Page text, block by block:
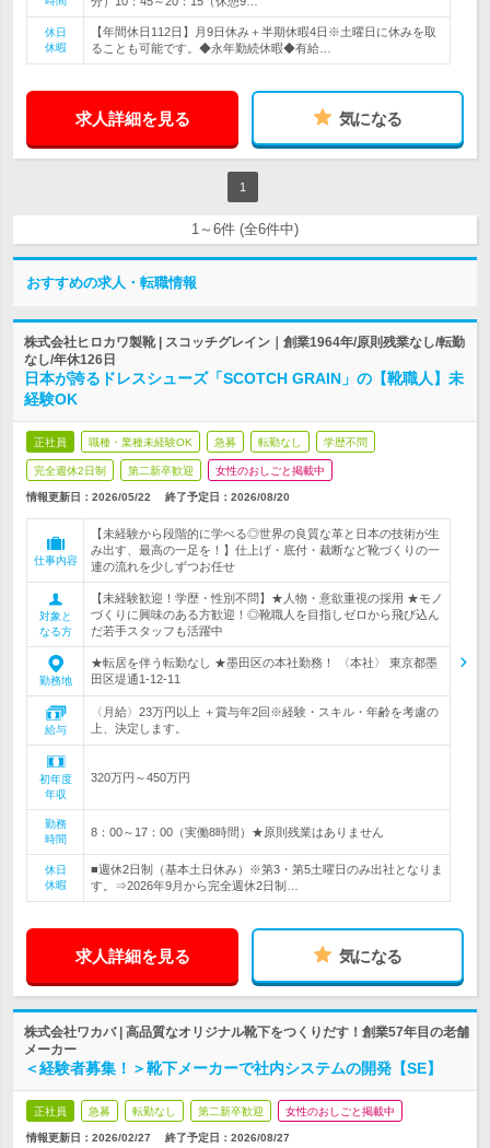
休日
休暇
【年間休日112日】月9日休み＋半期休暇4日※土曜日に休みを取
ることも可能です。◆永年勤続休暇◆有給…
求人詳細を見る 気になる
1
1～6件 (全6件中)
おすすめの求人・転職情報
株式会社ヒロカワ製靴 | スコッチグレイン｜創業1964年/原則残業なし/転勤
なし/年休126日
日本が誇るドレスシューズ「SCOTCH GRAIN」の【靴職人】未
経験OK
正社員 職種・業種未経験OK 急募 転勤なし 学歴不問
完全週休2日制 第二新卒歓迎 女性のおしごと掲載中
情報更新日：2026/05/22 終了予定日： 2026/08/20
仕事内容
【未経験から段階的に学べる◎世界の良質な革と日本の技術が生
み出す、最高の一足を！】仕上げ・底付・裁断など靴づくりの一
連の流れを少しずつお任せ
対象と
なる方
【未経験歓迎！学歴・性別不問】★人物・意欲重視の採用 ★モノ
づくりに興味のある方歓迎！◎靴職人を目指しゼロから飛び込ん
だ若手スタッフも活躍中
勤務地
★転居を伴う転勤なし ★墨田区の本社勤務！ 〈本社〉 東京都墨
田区堤通1-12-11
給与
〈月給〉23万円以上 ＋賞与年2回※経験・スキル・年齢を考慮の
上、決定します。
初年度
年収
320万円～450万円
勤務
時間
8：00～17：00（実働8時間）★原則残業はありません
休日
休暇
■週休2日制（基本土日休み）※第3・第5土曜日のみ出社となりま
す。⇒2026年9月から完全週休2日制…
求人詳細を見る 気になる
株式会社ワカバ | 高品質なオリジナル靴下をつくりだす！創業57年目の老舗
メーカー
＜経験者募集！＞靴下メーカーで社内システムの開発【SE】
正社員 急募 転勤なし 第二新卒歓迎 女性のおしごと掲載中
情報更新日：2026/02/27 終了予定日： 2026/08/27